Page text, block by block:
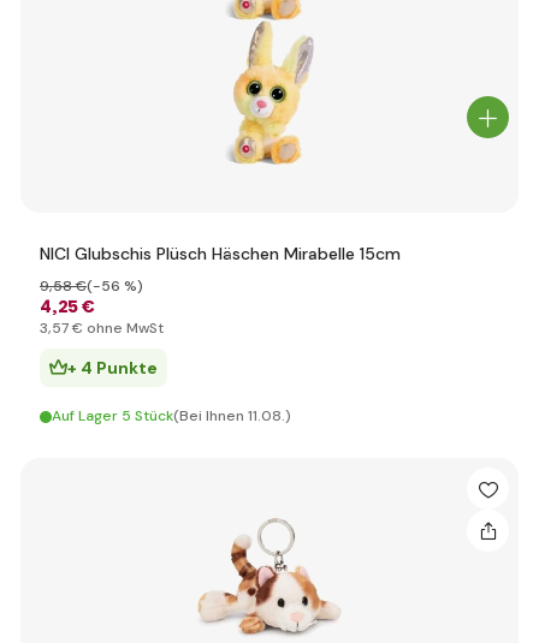
NICI Glubschis Plüsch Häschen Mirabelle 15cm
4,25 €
9,58 €(-56 %)
3,57 € ohne MwSt
+ 4 Punkte
Auf Lager 5 Stück(Bei Ihnen 11.08.)